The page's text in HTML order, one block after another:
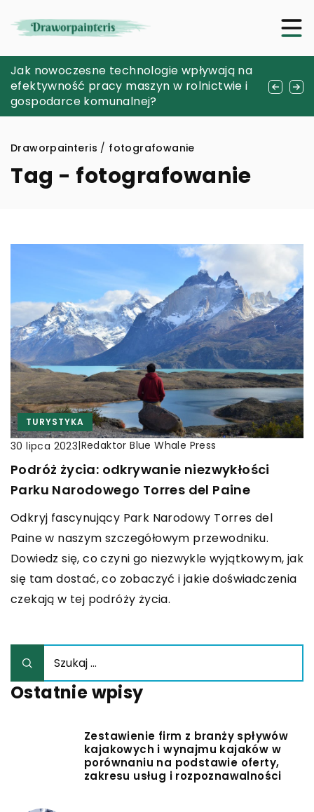
Rozpoznawanie i leczenie powszechnych
chorób neurologicznych przez konsultacje
online
Jak nowoczesne technologie wpływają na
efektywność pracy maszyn w rolnictwie i
gospodarce komunalnej?
Jakie korzyści niesie ze sobą wynajem
prywatnego samolotu dla podróży
biznesowych?
Draworpainteris / fotografowanie
Tag - fotografowanie
TURYSTYKA
30 lipca 2023|Redaktor Blue Whale Press
Podróż życia: odkrywanie niezwykłości
Parku Narodowego Torres del Paine
Odkryj fascynujący Park Narodowy Torres del
Paine w naszym szczegółowym przewodniku.
Dowiedz się, co czyni go niezwykle wyjątkowym, jak
się tam dostać, co zobaczyć i jakie doświadczenia
czekają w tej podróży życia.
Ostatnie wpisy
Zestawienie firm z branży spływów
kajakowych i wynajmu kajaków w
porównaniu na podstawie oferty,
zakresu usług i rozpoznawalności